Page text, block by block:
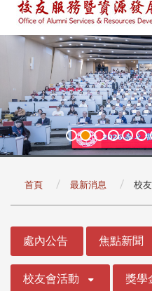
首頁 最新消息 校
處內公告 焦點新聞
校友會活動 獎學